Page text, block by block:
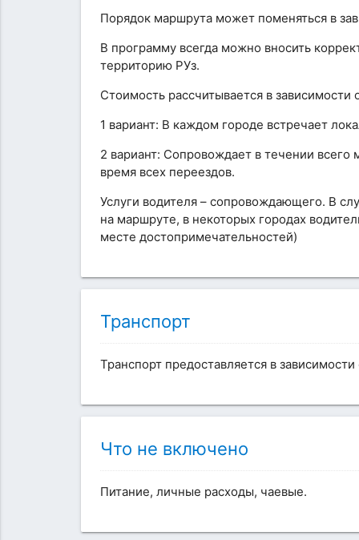
Порядок маршрута может поменяться в
В программу всегда можно вносить
территорию РУз.
Стоимость рассчитывается в зависимости
1 вариант: В каждом городе встречает
2 вариант: Сопровождает в течении всего
время всех переездов.
Услуги водителя – сопровождающего. В
на маршруте, в некоторых городах
месте достопримечательностей)
Транспорт
Транспорт предоставляется в
Что не включено
Питание, личные расходы, чаевые.